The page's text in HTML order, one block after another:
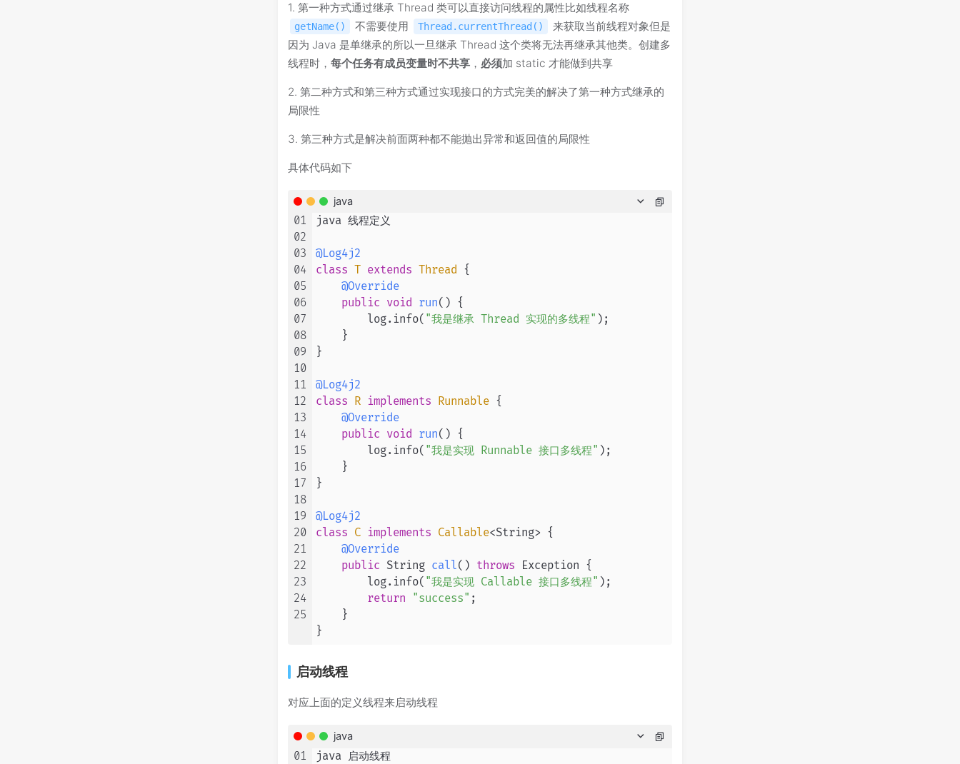
1. 第一种方式通过继承 Thread 类可以直接访问线程的属性比如线程名称
getName() 不需要使用 Thread.currentThread()
来获取当前线程对象但是
因为 Java 是单继承的所以一旦继承 Thread 这个类将无法再继承其他类。创建多
线程时，每个任务有成员变量时不共享 ， 必须加 static 才能做到共享
2. 第二种方式和第三种方式通过实现接口的方式完美的解决了第一种方式继承的
局限性
3. 第三种方式是解决前面两种都不能抛出异常和返回值的局限性
具体代码如下
java
01
02
03
04
05
06
07
08
09
10
11
12
13
14
15
16
17
18
19
20
21
22
23
24
25
java 线程定义
@Log4j2
class T extends Thread {
@Override
public void run() {
        log.info(
"我是继承 Thread 实现的多线程" );
    }
}
@Log4j2
class R implements Runnable {
@Override
public void run() {
        log.info(
"我是实现 Runnable 接口多线程" );
    }
}
@Log4j2
class C implements Callable<String> {
@Override
public String call() throws Exception {
        log.info(
"我是实现 Callable 接口多线程" );
return
"success" ;
    }
}
启动线程
对应上面的定义线程来启动线程
java
01
java 启动线程